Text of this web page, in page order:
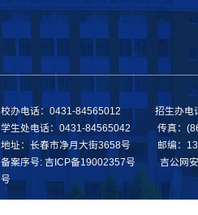
校办电话：0431-84565012 招生办电
学生处电话：0431-84565042 传真：
地址：长春市净月大街3658号 邮编：
备案序号: 吉ICP备19002357号 吉公网安
号